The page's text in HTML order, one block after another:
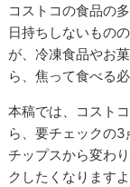
コストコの食品の
日持ちしないもの
が、冷凍食品やお
ら、焦って食べる
本稿では、コスト
ら、要チェックの
チップスから変わ
クしたくなりますよ